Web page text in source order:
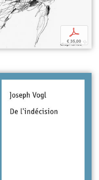
p
€ 35,00